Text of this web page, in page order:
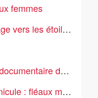
femmes
vers les étoiles !
de société
mondiaux de l'été